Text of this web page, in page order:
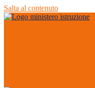
Salta al contenuto